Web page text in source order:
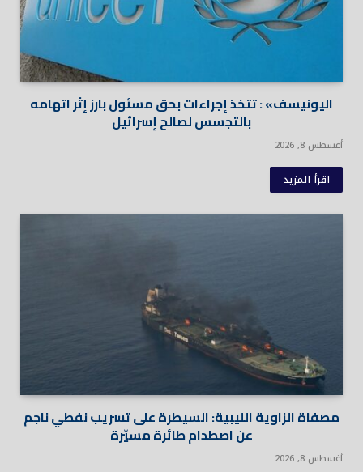
اليونيسف» : تتخذ إجراءات بحق مسئول بارز إثر اتهامه
بالتجسس لصالح إسرائيل
أغسطس 8, 2026
اقرأ المزيد
مصفاة الزاوية الليبية: السيطرة على تسريب نفطي ناجم
عن اصطدام طائرة مسيّرة
أغسطس 8, 2026